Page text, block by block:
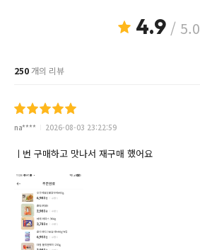
4.9/ 5.0
250개의 리뷰
na**** 2026-08-03 23:22:59
ㅣ번 구매하고 맛나서 재구매 했어요